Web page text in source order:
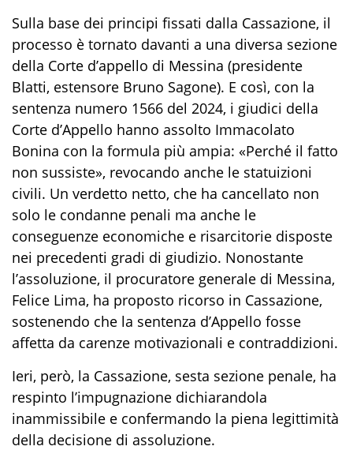
Sulla base dei principi fissati dalla Cassazione, il
processo è tornato davanti a una diversa sezione
della Corte d’appello di Messina (presidente
Blatti, estensore Bruno Sagone). E così, con la
sentenza numero 1566 del 2024, i giudici della
Corte d’Appello hanno assolto Immacolato
Bonina con la formula più ampia: «Perché il fatto
non sussiste», revocando anche le statuizioni
civili. Un verdetto netto, che ha cancellato non
solo le condanne penali ma anche le
conseguenze economiche e risarcitorie disposte
nei precedenti gradi di giudizio. Nonostante
l’assoluzione, il procuratore generale di Messina,
Felice Lima, ha proposto ricorso in Cassazione,
sostenendo che la sentenza d’Appello fosse
affetta da carenze motivazionali e contraddizioni.
Ieri, però, la Cassazione, sesta sezione penale, ha
respinto l’impugnazione dichiarandola
inammissibile e confermando la piena legittimità
della decisione di assoluzione.